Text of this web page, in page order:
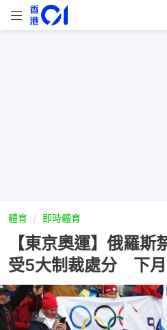
體育 即時體育
【東京奧運】俄羅
受5大制裁處分 下